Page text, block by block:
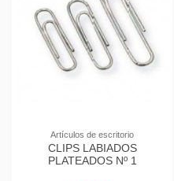
Artículos de escritorio
CLIPS LABIADOS
PLATEADOS Nº 1